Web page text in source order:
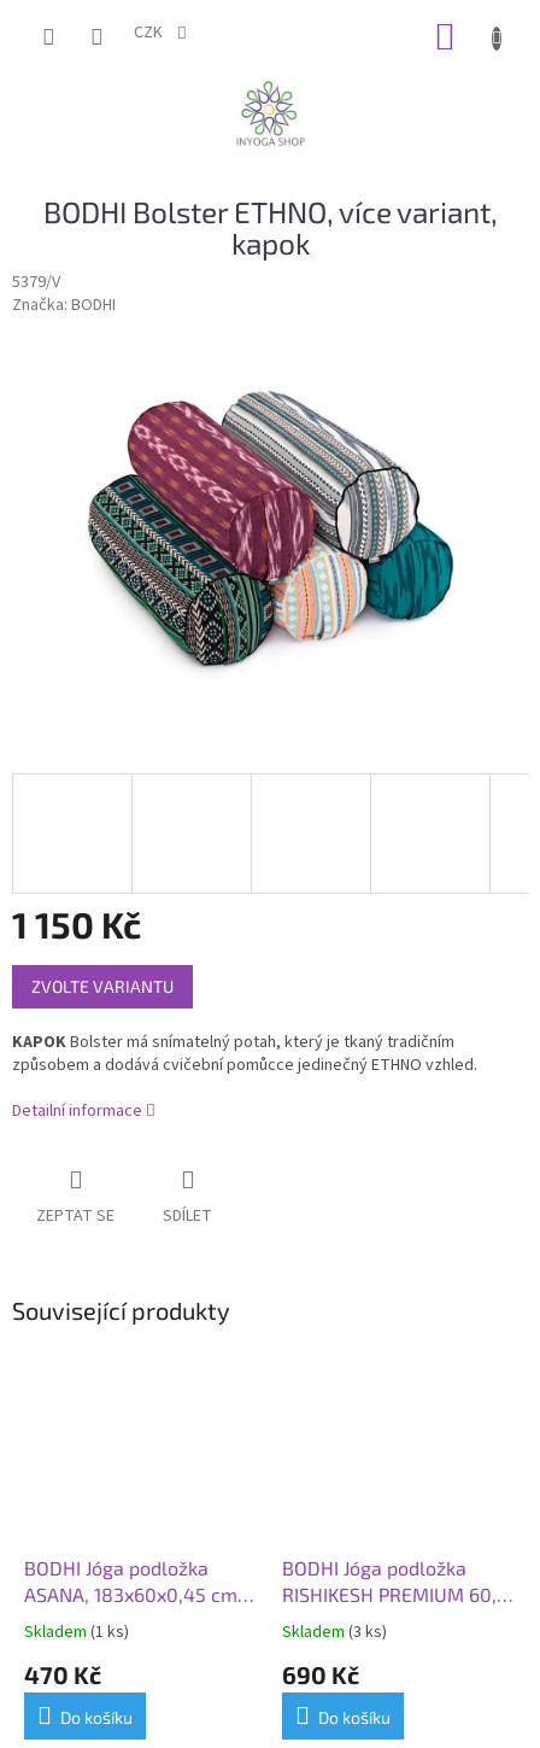
CZK
BODHI Bolster ETHNO, více variant,
kapok
5379/V
Značka: BODHI
1 150 Kč
Měrná
cena:
ZVOLTE VARIANTU
KAPOKBolster má snímatelný potah, který je tkaný tradičním
způsobem a dodává cvičební pomůcce jedinečný ETHNO vzhled.
Detailní informace
ZEPTAT SE SDÍLET
Související produkty
BODHI Jóga podložka
ASANA, 183x60x0,45 cm,
růžové opálení
Skladem (1 ks)
470 Kč
Do košíku
BODHI Jóga podložka
RISHIKESH PREMIUM 60,
183x60x0,45 cm, světle
Skladem (3 ks)
690 Kč
Do košíku